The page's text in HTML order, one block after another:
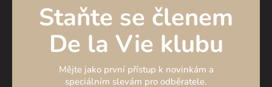
Staňte se členem
De la Vie klubu
Mějte jako první přístup k novinkám a
speciálním slevám pro odběratele.